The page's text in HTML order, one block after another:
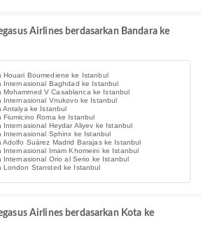
Airlines berdasarkan Bandara ke
Houari Boumediene ke Istanbul
Internasional Baghdad ke Istanbul
V Casablanca ke Istanbul
Internasional Vnukovo ke Istanbul
Antalya ke Istanbul
Roma ke Istanbul
Heydar Aliyev ke Istanbul
Internasional Sphinx ke Istanbul
Suárez Madrid Barajas ke Istanbul
Imam Khomeini ke Istanbul
Internasional Orio al Serio ke Istanbul
London Stansted ke Istanbul
Airlines berdasarkan Kota ke